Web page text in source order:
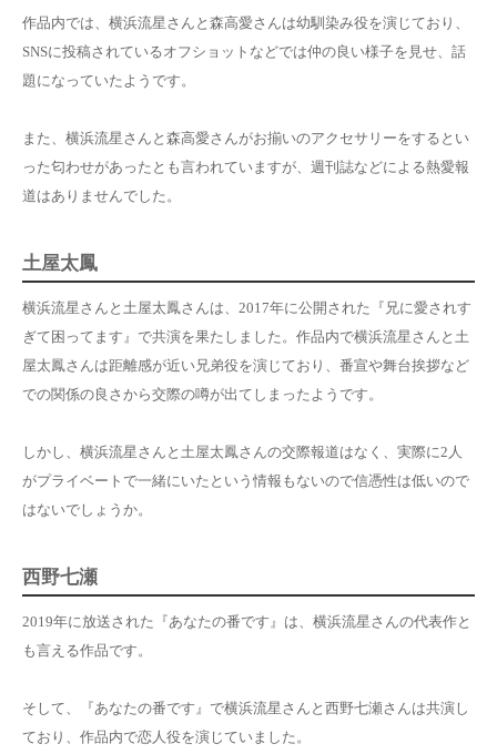
作品内では、横浜流星さんと森高愛さんは幼馴染み役を演じており、
SNSに投稿されているオフショットなどでは仲の良い様子を見せ、話
題になっていたようです。
また、横浜流星さんと森高愛さんがお揃いのアクセサリーをするとい
った匂わせがあったとも言われていますが、週刊誌などによる熱愛報
道はありませんでした。
土屋太鳳
横浜流星さんと土屋太鳳さんは、2017年に公開された『兄に愛されす
ぎて困ってます』で共演を果たしました。作品内で横浜流星さんと土
屋太鳳さんは距離感が近い兄弟役を演じており、番宣や舞台挨拶など
での関係の良さから交際の噂が出てしまったようです。
しかし、横浜流星さんと土屋太鳳さんの交際報道はなく、実際に2人
がプライベートで一緒にいたという情報もないので信憑性は低いので
はないでしょうか。
西野七瀬
2019年に放送された『あなたの番です』は、横浜流星さんの代表作と
も言える作品です。
そして、『あなたの番です』で横浜流星さんと西野七瀬さんは共演し
ており、作品内で恋人役を演じていました。